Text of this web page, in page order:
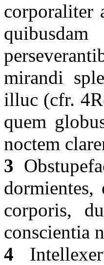
corporaliter
mirandi
illuc (cfr.
quem
noctem
3
corporis,
conscientia
4